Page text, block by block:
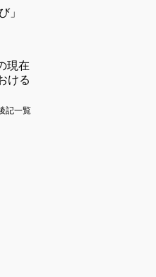
」
現在
ける
記一覧